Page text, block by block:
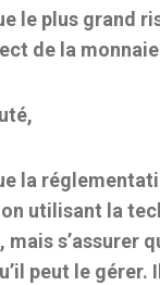
le plus grand
de la
la
utilisant la
s’assurer
peut le